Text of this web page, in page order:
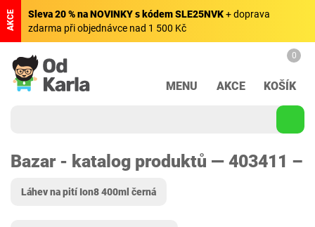
AKCE Sleva 20 % na NOVINKY s kódem SLE25NVK+ doprava
zdarma při objednávce nad 1 500 Kč
MENU AKCE
0
KOŠÍK
Bazar - katalog produktů — 403411 –
Láhev na pití Ion8 400ml černá